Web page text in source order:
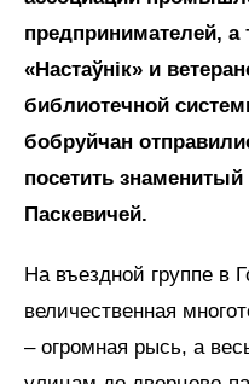
предпринимателей, а
«Настаўнік» и
библиотечной
бобруйчан
посетить
Паскевичей.
На въездной группе в
величественная
– огромная рысь, а